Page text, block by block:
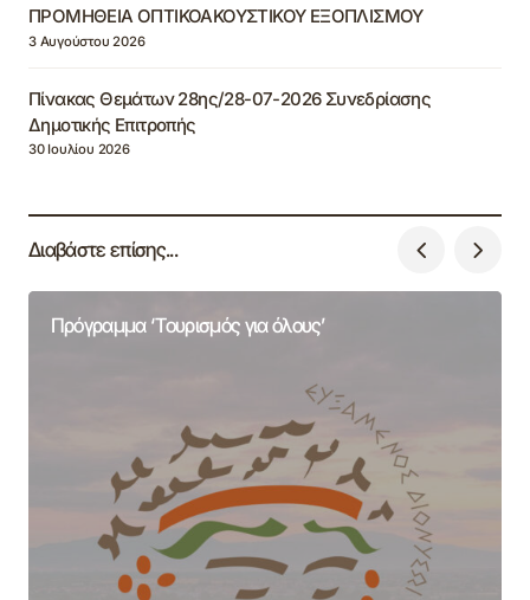
ΠΡΟΜΗΘΕΙΑ ΟΠΤΙΚΟΑΚΟΥΣΤΙΚΟΥ ΕΞΟΠΛΙΣΜΟΥ
3 Αυγούστου 2026
Πίνακας Θεμάτων 28ης/28-07-2026 Συνεδρίασης
Δημοτικής Επιτροπής
30 Ιουλίου 2026
Διαβάστε επίσης...
Πρόγραμμα ‘Τουρισμός για όλους’